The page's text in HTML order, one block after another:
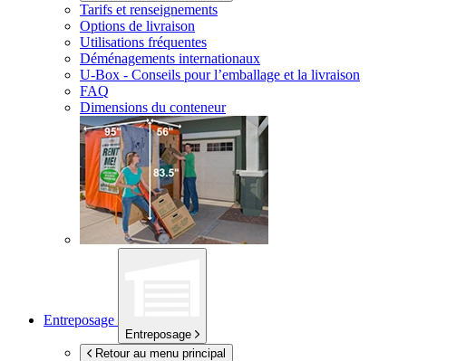
Tarifs et renseignements
Options de livraison
Utilisations fréquentes
Déménagements internationaux
U-Box - Conseils pour l’emballage et la livraison
FAQ
Dimensions du conteneur
Entreposage
Entreposage
Retour au menu principal